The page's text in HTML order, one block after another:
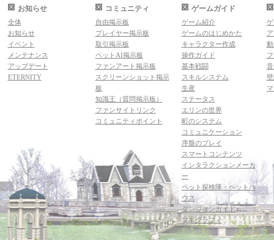
お知らせ
全体
お知らせ
イベント
メンテナンス
アップデート
ETERNITY
コミュニティ
自由掲示板
プレイヤー掲示板
取引掲示板
ペットAI掲示板
ファンアート掲示板
スクリーンショット掲示
板
知識王（質問掲示板）
ファンサイトリンク
コミュニティポイント
ゲームガイド
ゲーム紹介
ゲームのはじめかた
キャラクター作成
操作ガイド
基本戦闘
スキルシステム
生産
ステータス
エリンの世界
町のシステム
コミュニケーション
序盤のプレイ
スマートコンテンツ
インタラクションメーカ
ー
ペット探検隊・ペットハ
ウス
ダンジョンガイド
マギグラフィ